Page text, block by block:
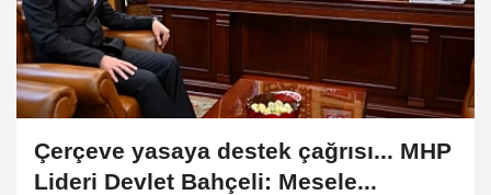
Çerçeve yasaya destek çağrısı... MHP
Lideri Devlet Bahçeli: Mesele...